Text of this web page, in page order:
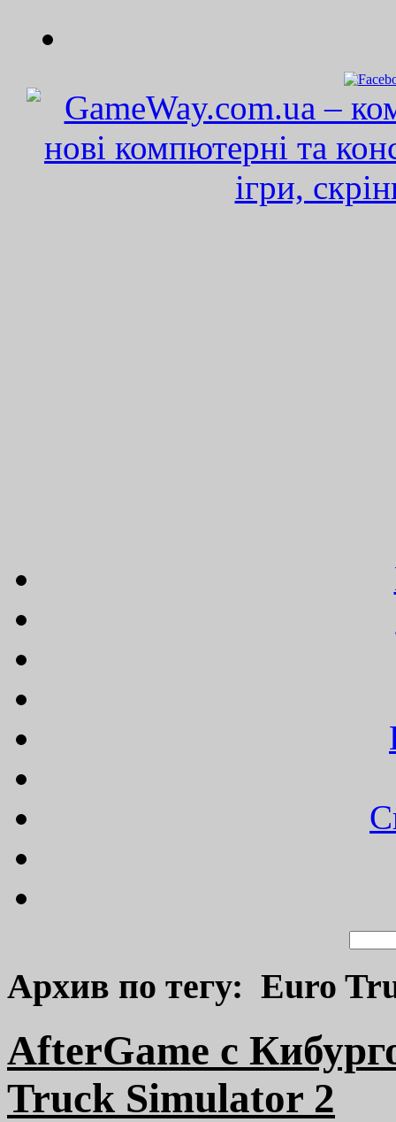
Архив по тегу: Euro
AfterGame c
Truck Simulator 2